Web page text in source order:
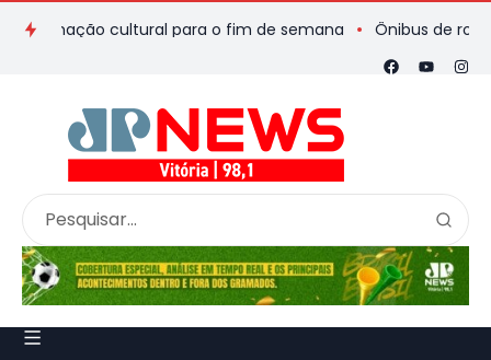
cultural para o fim de semana Ônibus de romeiros